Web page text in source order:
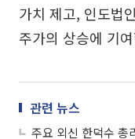
가치 제고, 인도법
주가의 상승에 기
관련 뉴스